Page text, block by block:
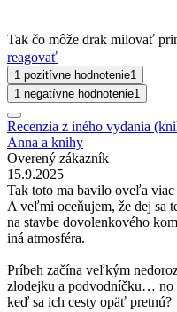
Tak čo môže drak milovať
reagovať
1 pozitívne hodnotenie1
1 negatívne hodnotenie1
Recenzia z iného vydania
Anna a knihy
Overený zákazník
15.9.2025
Tak toto ma bavilo oveľa
A veľmi oceňujem, že dej sa
na stavbe dovolenkového
iná atmosféra.
Príbeh začína veľkým
zlodejku a podvodníčku… no
keď sa ich cesty opäť pretnú?